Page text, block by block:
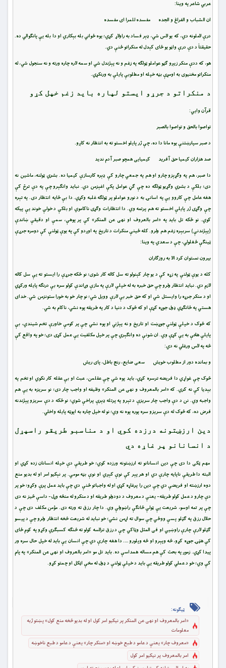
عربي شاعر په وینا:
ان الشباب و الفراغ و الجده مفسده للمرا اى مفسده‏
درې لاملونه دي، که یو لاس شي، ډېر فساد به راولاړ کړي؛ یوه ځواني بله بېکاري او دا بله یې پانګوالي ده.
حقیقتاً د دې درې واڼو یو ځای کېدل له منکراتو ځنې دي.
هو، که ددې منکر زیږو ګڼو عواملو ټولګه په زغم و نه پېژندل شي او سمه لاره چاره ورته و نه سنجول شي، له
منکراتو مخنیوی به اومړې بڼه خپله او مطلوبې پایلې به ورنکړي.
د منکراتو د جرړو ایستو لپاره باید زغم خپل کړو
قرآن وایي:
تواصوا بالحق و تواصوا بالصبر
د صبر سپارښتنې یوه مانا دا ده، چې ژر پایلو اخستو ته به انتظار نه کاږو.
صد هزاران كيميا حق آفريد كيميايى همچو صبر آدم نديد
دا صبر، هم په وګړېزو چارو او هم په جمعي چارو کې ډېره کارسازې کیمیا ده. بشري ټولنه، ماشین نه
دی؛ بلکې د بشري وګړیو ټولګه ده چې ګڼ عوامل پکې اغېزمن دي. نباید وانګېرو چې په دې ترڅ کې
هغه عامل چې کاروو یې په اسانۍ به د نورو عواملو پر ټولګه غلبه وکړي. دا بې ځایه انتظار دی. په تېره
چې وګړی ژر پایلې اخستو ته هم پرتمه وي. دا انتظارات وګړی ناکاموي او بلکې د خولې خوند یې پیکه
کوي. نو ځکه تل باید په «امر بالعروف او نهی عن المنکر» کې پر پوهې، سمې او دقیقې ښاندې
(پېژندنې) سربېره زغم هم ولرو. کله ځینې منکرات د تاریخ په اوږدو کې په یوې ټولنې کې دومره جرړې
ټینګې ځغلولي، چې د سعدي په وینا:
بيرون نمى‏توان كرد الا به روزگاران
کله د یوې ټولنې په زړه کې د یو چار کېنولو ته سل کاله کار شوی؛ نو ځکه جرړې را ایستو ته یې سل کاله
لازم دي. نباید انتظار ولرو چې حق خبره به له خپلې لارې په مازې وړاندې کولو سره بې درنګه پایله ورکړي
او د منکر جرړه را وایستل شي او که حق خبر بې لارې وویل شي؛ نو چار خو به خورا ستونزمن شي. خدای
هستي په ځانګړي ډول جوړه کړې او که څوک د دنیا د کار په طریقه پوه نشي، ناکام به شي.
که څوک د خپلې ټولنې جوړښت او تاریخ و نه پېژني او پوه نشي چې پر کومې خاورې تخم شیندي، بې
پایلې هڅې به یې کړې وي. ان شونې ده وانګېري چې پر خپل مکلفیت یې عمل کړی دی؛ خو په واقع کې
څه په لاس ورغلي نه دي:
و بمانده دور از مطلوب خويش سعى ضايع، رنج باطل، پاى ريش‏
څوک چې غواړي دا فریضه ترسره کړي، باید پوه شي چې عقلمن، عبث او بې عقله کار نکوي او تخم په
بېدیا کې نه کري. که «امر بالمعروف و نهی عن المنکر» وظیفه او واجب چار دی؛ نو سریزه به یې هم
واجبه وي. نن د دې واجب چار سریزې د تېرو په پرتله ډېرې پراخې شوي؛ نو ځکه د دې سریزو پېژندنه
فرض ده، که څوک له دې سریزو سره پوره پوه نه وي؛ نو له خپل چاره به اپوټه پایله واخلي.
دین ارزښتونه درزده کوي او د مناسبو طریقو راسپړل
د انسانانو پر غاړه دي
مهم ټکی دا دی چې دین انسانانو ته ارزښتونه ورزده کوي؛ خو طریقې دې خپله انسانان زده کړي او
البته دا طریقې ناپایه چارې دي او هر پېر کې نوې کېږي او نوې بڼه مومي. پر نېکیو امر او له بدیو منع
دوه ارزښته او فریضې دي چې دین را پرغاړه کړي او له واجباتو ځنې دي چې باید عمل پرې وکړو؛ خو پر
دې چارو د عمل کولو طریقه- یعنې د معروف د دودولو طریقه او د منکرو له منځه وړل- داسې څیز نه دی
چې پر تمه اوسو، شریعت یې ټولې څانګې راښوولې وي. دا چار رزق ته ورته دی. مؤمن مکلف دی چې د
حلال رزق په ګټلو پسې ووځي چې سوال ته اړمن نشي؛ خو نباید له شریعت څخه انتظار ولرو چې د پیسو
ګټلو لارې چارې راوښیي او فی المثل وټاکي چې د رزق ترلاسه کولو ته څنګه کسبګري وکړو په کوم ځای
کې هټۍ جوړه کړو، څه وپېرو او څه وپلورو …. دا هغه چارې دي چې انسان یې باید له خپل حال سره ور
پیدا کړي. زموږ په بحث کې هم مساله همداسې ده. باید تل مو «امر بالعروف او نهی عن المنکر» په پام
کې وي؛ خو د عملي کولو طریقه یې باید د خپلې ټولنې د ډول له مخې اټکل او چمتو کړو.
ټیګونه:
«امر بالمعروف او نهی عن المنکر پر نیکیو امر کول او له بدیو څخه منع کول» پښتو ژبه
معلومات
«معروف چار» یعنې د عامو د طبع خوښه او «منکر چار» یعنې د عامو د طبع ناخوښه
امر بالمعروف پر نیکیو امر کول